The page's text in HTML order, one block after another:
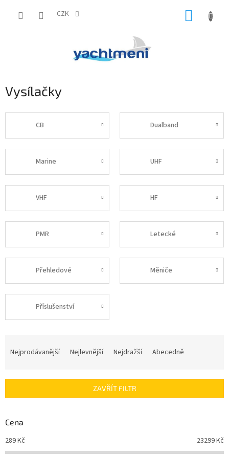
CZK
Vysílačky
CB Dualband
Marine UHF
VHF HF
PMR Letecké
Přehledové Měniče
Příslušenství
í
r
o
d
u
Nejprodávanější Nejlevnější Nejdražší Abecedně
ZAVŘÍT FILTR
Cena
289Kč 23299Kč